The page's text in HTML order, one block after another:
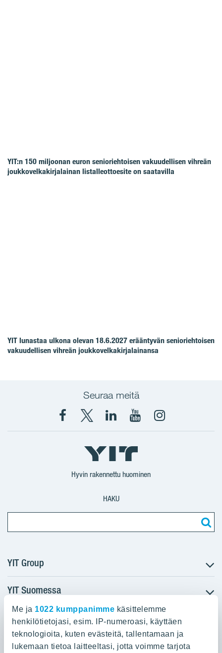
Me ja 1022 kumppanimme käsittelemme
henkilötietojasi, esim. IP-numeroasi, käyttäen
teknologioita, kuten evästeitä, tallentamaan ja
lukemaan tietoa laitteeltasi, jotta voimme tarjota
YIT:n 150 miljoonan euron senioriehtoisen vakuudellisen vihreän
joukkovelkakirjalainan listalleottoesite on saatavilla
YIT lunastaa ulkona olevan 18.6.2027 erääntyvän senioriehtoisen
vakuudellisen vihreän joukkovelkakirjalainansa
Seuraa meitä
Facebook
X
YIT
Suomi
YIT
Corporation
YIT
Corporation
Instagram
Hyvin rakennettu huominen
HAKU
YIT Group
Tietoa YIT:stä
Töihin meille
Sijoittajat
Projektit
YIT Suomessa
Myytävät asunnot
Vuokrattavat toimitilat
Kiinteistösijoittaminen
YIT:n pääkonttori
Panuntie 11, PL 36, 00620 Helsinki